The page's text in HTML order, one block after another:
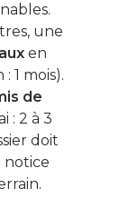
une
en
1 mois).
de
: 2 à 3
doit
notice